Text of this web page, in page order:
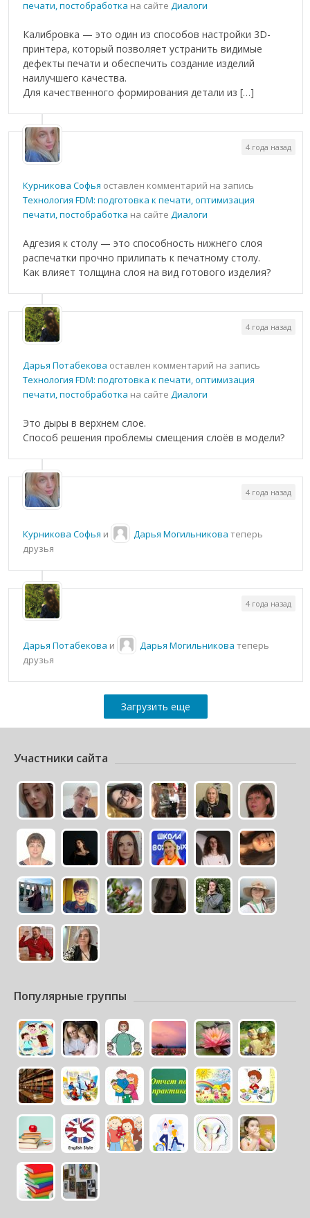
печати, постобработка на сайте Диалоги
Калибровка — это один из способов настройки 3D-
принтера, который позволяет устранить видимые
дефекты печати и обеспечить создание изделий
наилучшего качества.
Для качественного формирования детали из […]
Курникова Софья оставлен комментарий на запись
Технология FDM: подготовка к печати, оптимизация
печати, постобработка на сайте Диалоги
4 года назад
Адгезия к столу — это способность нижнего слоя
распечатки прочно прилипать к печатному столу.
Как влияет толщина слоя на вид готового изделия?
Дарья Потабекова оставлен комментарий на запись
Технология FDM: подготовка к печати, оптимизация
печати, постобработка на сайте Диалоги
4 года назад
Это дыры в верхнем слое.
Способ решения проблемы смещения слоёв в модели?
Курникова Софья и Дарья Могильникова теперь
друзья
4 года назад
Дарья Потабекова и Дарья Могильникова теперь
друзья
4 года назад
Загрузить еще
Участники сайта
Популярные группы